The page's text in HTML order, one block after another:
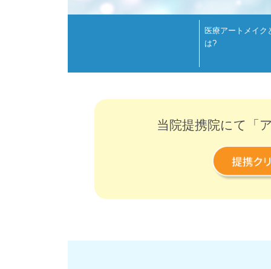
医療アートメイク
は?
当院提携院にて「